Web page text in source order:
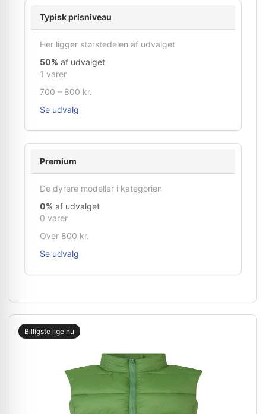
Typisk prisniveau
Her ligger størstedelen af udvalget
50% af udvalget
1 varer
700 – 800 kr.
Se udvalg
Premium
De dyrere modeller i kategorien
0% af udvalget
0 varer
Over 800 kr.
Se udvalg
Billigste lige nu